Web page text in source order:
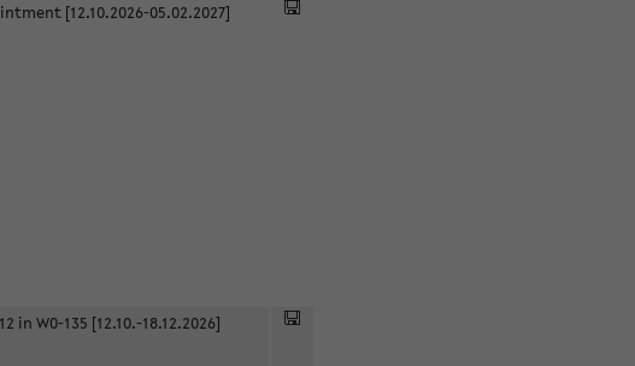
[12.10.2026-05.02.2027]
in W0-135 [12.10.-18.12.2026]